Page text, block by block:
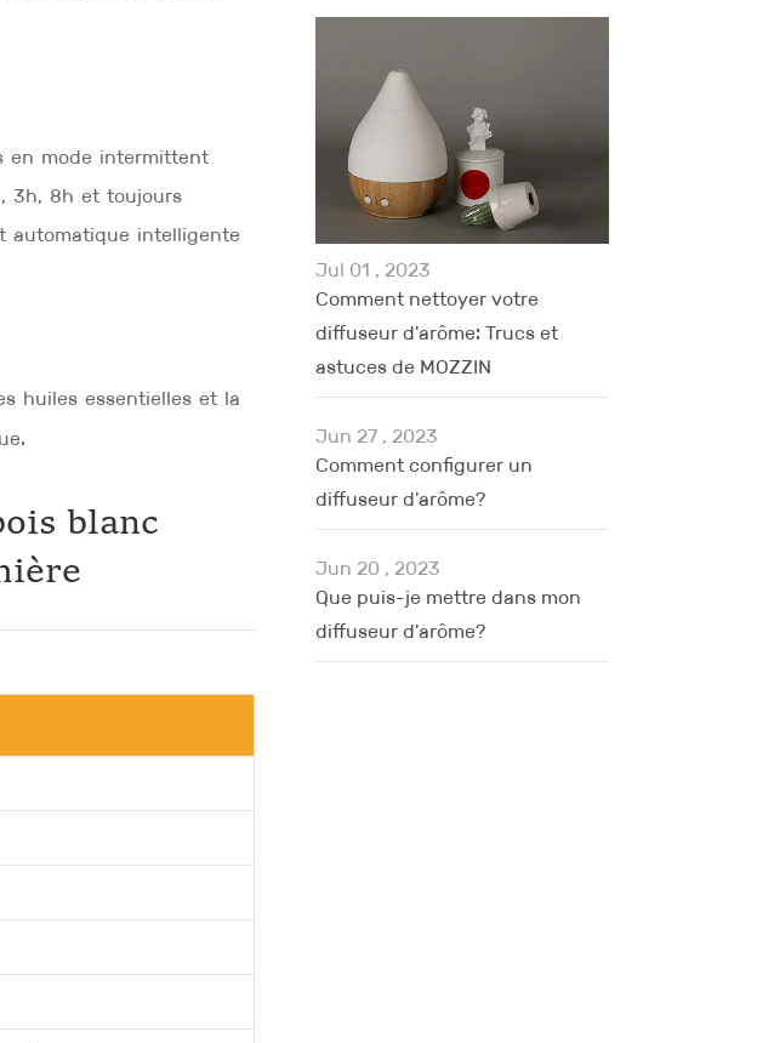
en mode intermittent
3h, 8h et toujours
automatique intelligente
huiles essentielles et la
blanc
Jul 01 , 2023
Comment nettoyer votre
diffuseur d'arôme: Trucs et
astuces de MOZZIN
Jun 27 , 2023
Comment configurer un
diffuseur d'arôme?
Jun 20 , 2023
Que puis-je mettre dans mon
diffuseur d'arôme?